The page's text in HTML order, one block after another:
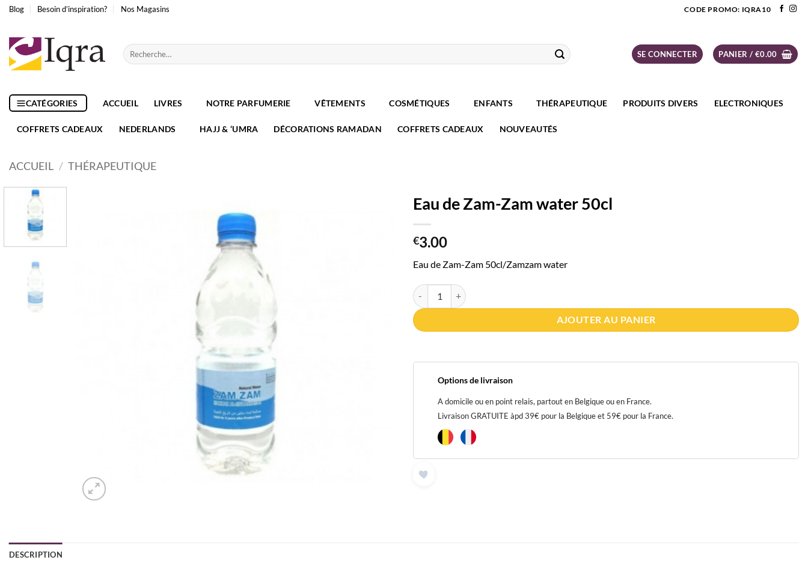
Passer
contenu
Blog Besoin d’inspiration? Nos Magasins CODE PROMO: IQRA10
Recherche
pour :
SE CONNECTER PANIER / €0.00
CATÉGORIES ACCUEIL LIVRES NOTRE PARFUMERIE VÊTEMENTS COSMÉTIQUES ENFANTS THÉRAPEUTIQUE PRODUITS DIVERS ELECTRONIQUES
COFFRETS CADEAUX NEDERLANDS HAJJ & ‘UMRA DÉCORATIONS RAMADAN COFFRETS CADEAUX NOUVEAUTÉS
ACCUEIL / THÉRAPEUTIQUE
Eau de Zam-Zam water 50cl
€3.00
Eau de Zam-Zam 50cl/Zamzam water
quantité de Eau de Zam-Zam water 50cl
AJOUTER AU PANIER
Options de livraison
A domicile ou en point relais, partout en Belgique ou en France.
Livraison GRATUITE àpd 39€ pour la Belgique et 59€ pour la France.
DESCRIPTION